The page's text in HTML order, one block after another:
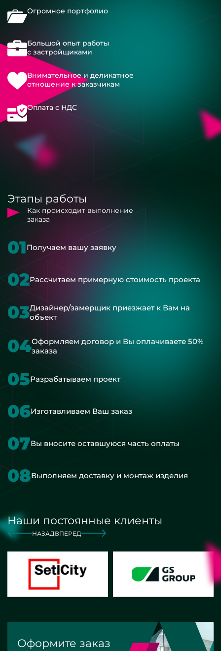
Огромное портфолио
Большой опыт работы
с застройщиками
Внимательное и деликатное
отношение к заказчикам
Оплата с НДС
Этапы работы
Как происходит выполнение
заказа
01Получаем вашу заявку
02Рассчитаем примерную стоимость проекта
03Дизайнер/замерщик приезжает к Вам на
объект
04Оформляем договор и Вы оплачиваете 50%
заказа
05Разрабатываем проект
06Изготавливаем Ваш заказ
07Вы вносите оставшуюся часть оплаты
08Выполняем доставку и монтаж изделия
Наши постоянные клиенты
НАЗАД ВПЕРЕД
Оформите заказ